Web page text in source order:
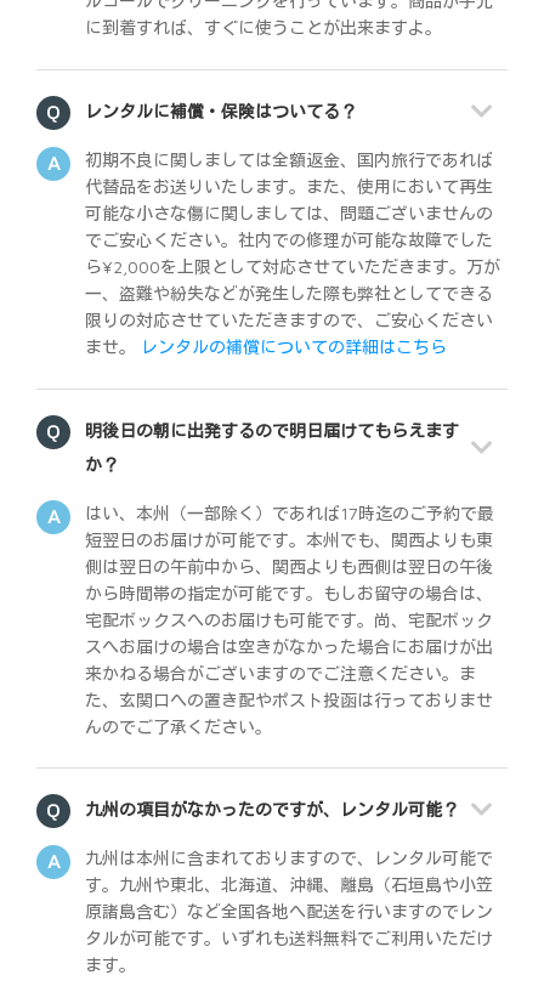
に到着すれば、すぐに使うことが出来ますよ。
レンタルに補償・保険はついてる？
初期不良に関しましては全額返金、国内旅行であれば
代替品をお送りいたします。また、使用において再生
可能な小さな傷に関しましては、問題ございませんの
でご安心ください。社内での修理が可能な故障でした
ら¥2,000を上限として対応させていただきます。万が
一、盗難や紛失などが発生した際も弊社としてできる
限りの対応させていただきますので、ご安心ください
ませ。
レンタルの補償についての詳細はこちら
明後日の朝に出発するので明日届けてもらえます
か？
はい、本州（一部除く）であれば17時迄のご予約で最
短翌日のお届けが可能です。本州でも、関西よりも東
側は翌日の午前中から、関西よりも西側は翌日の午後
から時間帯の指定が可能です。もしお留守の場合は、
宅配ボックスへのお届けも可能です。尚、宅配ボック
スへお届けの場合は空きがなかった場合にお届けが出
来かねる場合がございますのでご注意ください。ま
た、玄関口への置き配やポスト投函は行っておりませ
んのでご了承ください。
九州の項目がなかったのですが、レンタル可能？
九州は本州に含まれておりますので、レンタル可能で
す。九州や東北、北海道、沖縄、離島（石垣島や小笠
原諸島含む）など全国各地へ配送を行いますのでレン
タルが可能です。いずれも送料無料でご利用いただけ
ます。